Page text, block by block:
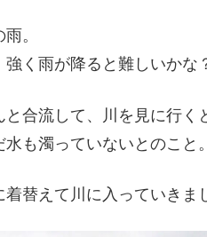
。
く雨が降ると難しいかな
合流して、川を見に行く
も濁っていないとのこと。
替えて川に入っていきま